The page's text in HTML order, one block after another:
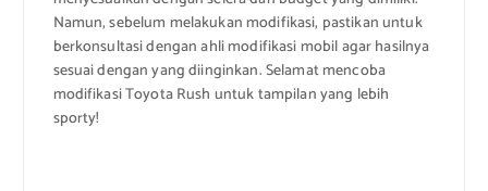
Namun, sebelum melakukan modifikasi, pastikan untuk
berkonsultasi dengan ahli modifikasi mobil agar hasilnya
sesuai dengan yang diinginkan. Selamat mencoba
modifikasi Toyota Rush untuk tampilan yang lebih
sporty!